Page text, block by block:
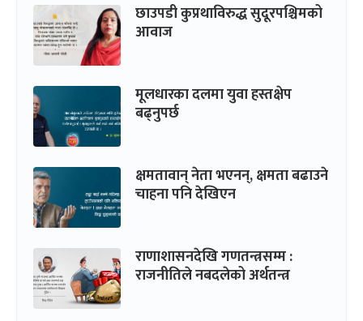
छाउपडी कुप्रथाविरुद्ध सुदूरपश्चिमको
आवाज
मूलधारका दलमा युवा हस्तक्षेप
बढ्नुपर्छ
क्षमतावान् नेता भएनन्, क्षमता बढाउने
चाहना पनि देखिएन
राणाशासनदेखि गणतन्त्रसम्म :
राजनीतिले नबदलेको अर्थतन्त्र